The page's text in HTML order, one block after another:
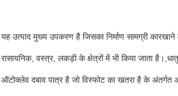
यह उत्पाद मुख्य उपकरण है जिसका निर्माण सामग्री
रासायनिक, वस्त्र, लकड़ी के क्षेत्रों में भी किया जाता
ऑटोक्लेव दबाव पात्र है जो विस्फोट का खतरा है के अंतर्गत